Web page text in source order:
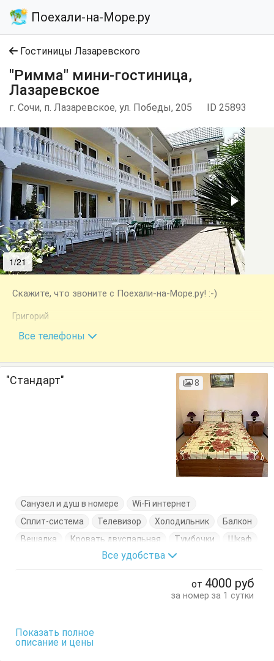
Поехали-на-Море.ру
Гостиницы Лазаревского
"Римма" мини-гостиница,
Лазаревское
г. Сочи, п. Лазаревское, ул. Победы, 205 ID 25893
1/21
Скажите, что звоните с Поехали-на-Море.ру! :-)
Григорий
+7 (918) 915-36-22
Все телефоны
"Стандарт" 8
Санузел и душ в номере
Wi-Fi интернет
Сплит-система
Телевизор Холодильник
Балкон
Вешалка
Кровать двуспальная Тумбочки Шкаф
Все удобства
от 4000 руб
за номер за 1 сутки
Показать полное
описание и цены